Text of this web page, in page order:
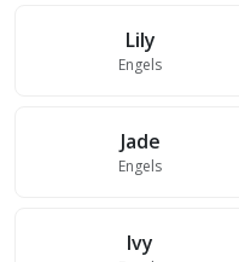
Lily
Engels
Jade
Engels
Ivy